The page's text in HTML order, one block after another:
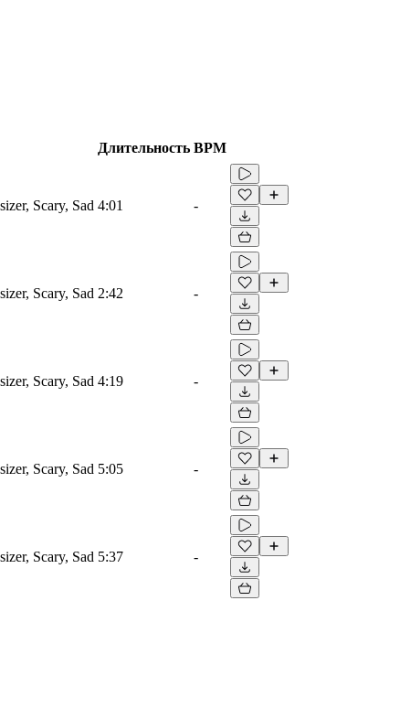
Длительность BPM
Scary, Sad 4:01 -
Scary, Sad 2:42 -
Scary, Sad 4:19 -
Scary, Sad 5:05 -
Scary, Sad 5:37 -